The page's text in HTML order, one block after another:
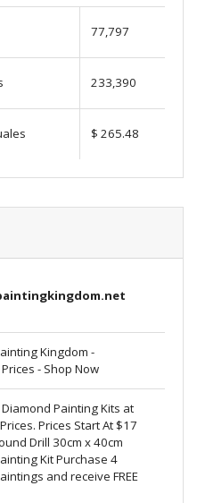
77,797
233,390
$ 265.48
Kingdom -
- Shop Now
Painting Kits at
Prices Start At $17
Drill 30cm x 40cm
Kit Purchase 4
and receive FREE